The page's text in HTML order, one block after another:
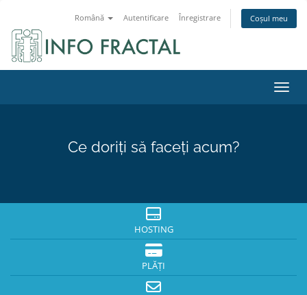
Română Autentificare Înregistrare Coșul meu
Ce doriți să faceți acum?
HOSTING
PLĂȚI